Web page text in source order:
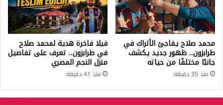
محمد صلاح يفاجئ الأتراك في
طرابزون.. ظهور جديد يكشف
جانبًا مختلفًا من حياته
منذ 35 دقيقة
فيلا فاخرة هدية لمحمد صلاح
في طرابزون.. تعرف على تفاصيل
منزل النجم المصري
منذ 41 دقيقة